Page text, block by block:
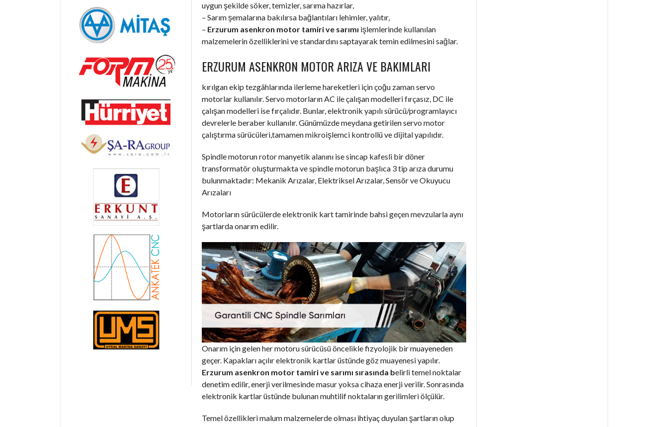
uygun şekilde söker, temizler, sarıma hazırlar,
– Sarım şemalarına bakılırsa bağlantıları lehimler, yalıtır,
– Erzurum asenkron motor tamiri ve sarımı işlemlerinde kullanılan
malzemelerin özelliklerini ve standardını saptayarak temin edilmesini sağlar.
ERZURUM ASENKRON MOTOR ARIZA VE BAKIMLARI
kırılgan ekip tezgâhlarında ilerleme hareketleri için çoğu zaman servo
motorlar kullanılır. Servo motorların AC ile çalışan modelleri fırçasız, DC ile
çalışan modelleri ise fırçalıdır. Bunlar, elektronik yapılı sürücü/programlayıcı
devrelerle beraber kullanılır. Günümüzde meydana getirilen servo motor
çalıştırma sürücüleri,tamamen mikroişlemci kontrollü ve dijital yapılıdır.
Spindle motorun rotor manyetik alanını ise sincap kafesli bir döner
transformatör oluşturmakta ve spindle motorun başlıca 3 tip arıza durumu
bulunmaktadır: Mekanik Arızalar, Elektriksel Arızalar, Sensör ve Okuyucu
Arızaları
Motorların sürücülerde elektronik kart tamirinde bahsi geçen mevzularla aynı
şartlarda onarım edilir.
Onarım için gelen her motoru sürücüsü öncelikle fizyolojik bir muayeneden
geçer. Kapakları açılır elektronik kartlar üstünde göz muayenesi yapılır.
Erzurum asenkron motor tamiri ve sarımı sırasında belirli temel noktalar
denetim edilir, enerji verilmesinde masur yoksa cihaza enerji verilir. Sonrasında
elektronik kartlar üstünde bulunan muhtilif noktaların gerilimleri ölçülür.
Temel özellikleri malum malzemelerde olması ihtiyaç duyulan şartların olup